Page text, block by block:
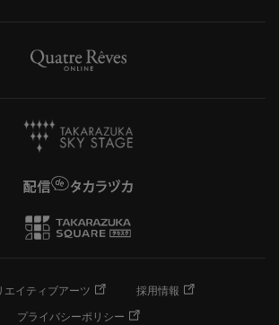
エイティブアーツ
採用情報
プライバシーポリシー